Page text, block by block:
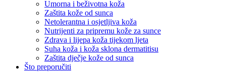
Umorna i beživotna koža
Zaštita kože od sunca
Netolerantna i osjetljiva koža
Nutrijenti za pripremu kože za sunce
Zdrava i lijepa koža tijekom ljeta
Suha koža i koža sklona dermatitisu
Zaštita dječje kože od sunca
Što preporučiti